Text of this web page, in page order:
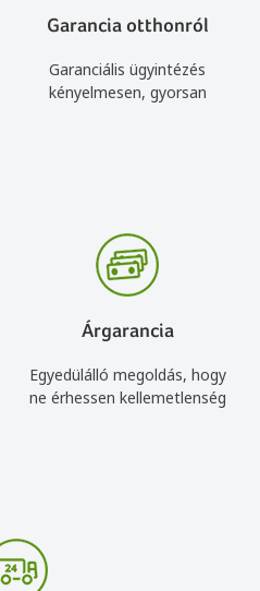
Garancia otthonról
Garanciális ügyintézés
kényelmesen, gyorsan
Árgarancia
Egyedülálló megoldás, hogy
ne érhessen kellemetlenség